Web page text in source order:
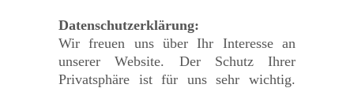
Datenschutzerklärung:
Wir freuen uns über Ihr Interesse an
unserer Website. Der Schutz Ihrer
Privatsphäre ist für uns sehr wichtig.